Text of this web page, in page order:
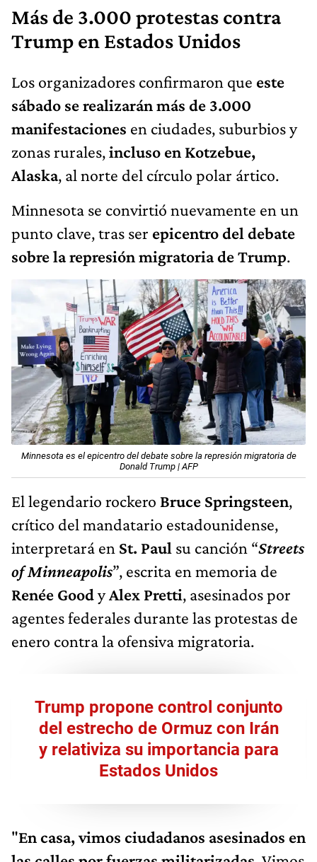
Más de 3.000 protestas contra
Trump en Estados Unidos
Los organizadores confirmaron que este
sábado se realizarán más de 3.000
manifestaciones en ciudades, suburbios y
zonas rurales,incluso en Kotzebue,
Alaska, al norte del círculo polar ártico.
Minnesota se convirtió nuevamente en un
punto clave, tras ser epicentro del debate
sobre la represión migratoria de Trump.
Minnesota es el epicentro del debate sobre la represión migratoria de
Donald Trump | AFP
El legendario rockero Bruce Springsteen,
crítico del mandatario estadounidense,
interpretará en St. Paul su canción “Streets
of Minneapolis”, escrita en memoria de
Renée GoodyAlex Pretti, asesinados por
agentes federales durante las protestas de
enero contra la ofensiva migratoria.
Trump propone control conjunto
del estrecho de Ormuz con Irán
y relativiza su importancia para
Estados Unidos
"En casa, vimos ciudadanos asesinados en